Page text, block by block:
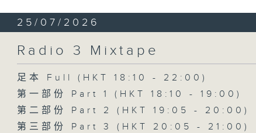
25/07/2026
Radio 3 Mixtape
足本 Full (HKT 18:10 - 22:00)
第一部份 Part 1 (HKT 18:10 - 19:00)
第二部份 Part 2 (HKT 19:05 - 20:00)
第三部份 Part 3 (HKT 20:05 - 21:00)